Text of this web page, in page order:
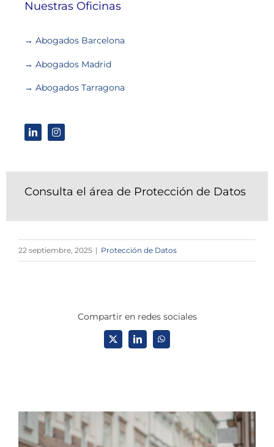
Nuestras Oficinas
→ Abogados Barcelona
→ Abogados Madrid
→ Abogados Tarragona
Consulta el área de Protección de Datos
22 septiembre, 2025 | Protección de Datos
Compartir en redes sociales
X LinkedInWhatsApp